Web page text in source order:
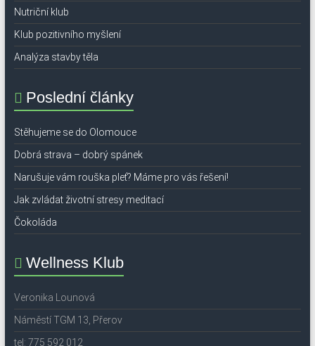
Nutriční klub
Klub pozitivního myšlení
Analýza stavby těla
Poslední články
Stěhujeme se do Olomouce
Dobrá strava – dobrý spánek
Narušuje vám rouška pleť? Máme pro vás řešení!
Jak zvládat životní stresy meditací
Čokoláda
Wellness Klub
Veronika Lounová
Náměstí TGM 13, Přerov
tel: 775 592 012